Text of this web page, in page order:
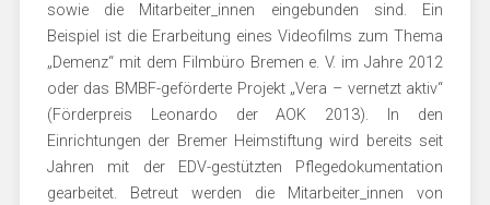
sowie die Mitarbeiter_innen eingebunden sind. Ein
Beispiel ist die Erarbeitung eines Videofilms zum Thema
„Demenz“ mit dem Filmbüro Bremen e. V. im Jahre 2012
oder das BMBF-geförderte Projekt „Vera – vernetzt aktiv“
(Förderpreis Leonardo der AOK 2013). In den
Einrichtungen der Bremer Heimstiftung wird bereits seit
Jahren mit der EDV-gestützten Pflegedokumentation
gearbeitet. Betreut werden die Mitarbeiter_innen von